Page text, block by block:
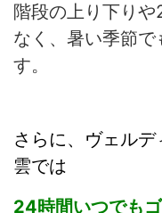
階段の上り下り
なく、暑い季節で
す。
さらに、ヴェル
雲では
24時間いつでも